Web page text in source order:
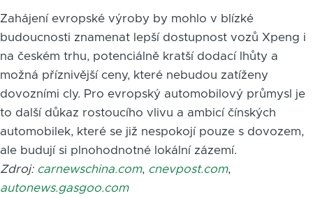
Zahájení evropské výroby by mohlo v blízké
budoucnosti znamenat lepší dostupnost vozů Xpeng i
na českém trhu, potenciálně kratší dodací lhůty a
možná příznivější ceny, které nebudou zatíženy
dovozními cly. Pro evropský automobilový průmysl je
to další důkaz rostoucího vlivu a ambicí čínských
automobilek, které se již nespokojí pouze s dovozem,
ale budují si plnohodnotné lokální zázemí.
Zdroj: carnewschina.com, cnevpost.com,
autonews.gasgoo.com